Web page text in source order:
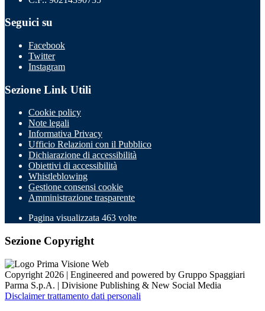
Seguici su
Facebook
Twitter
Instagram
Sezione Link Utili
Cookie policy
Note legali
Informativa Privacy
Ufficio Relazioni con il Pubblico
Dichiarazione di accessibilità
Obiettivi di accessibilità
Whistleblowing
Gestione consensi cookie
Amministrazione trasparente
Pagina visualizzata 463 volte
Sezione Copyright
Copyright 2026 | Engineered and powered by Gruppo Spaggiari
Parma S.p.A. | Divisione Publishing & New Social Media
Disclaimer trattamento dati personali